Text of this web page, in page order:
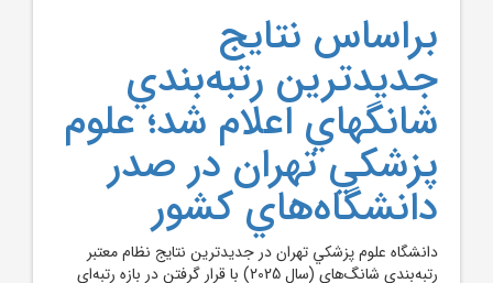
براساس نتايج
جديدترين رتبه‌بندي
شانگهاي اعلام شد؛ علوم
پزشکي تهران در صدر
دانشگاه‌هاي کشور
دانشگاه علوم پزشکي تهران در جديدترين نتايج نظام معتبر
رتبه‌بندي شانگ‌هاي (سال 2025) با قرار گرفتن در بازه رتبه‌اي